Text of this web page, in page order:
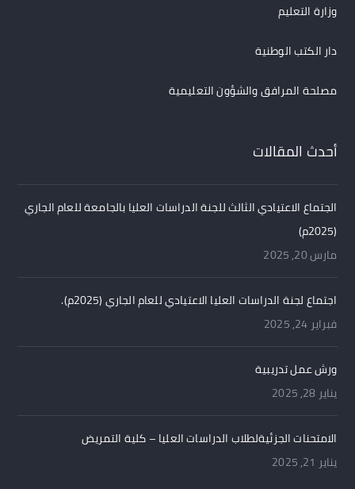
وزارة التعليم
دار الكتب الوطنية
مصلحة المرافق والشؤون التعليمية
أحدث المقالات
الجتماع الاعتيادي الثالث للجنة الدراسات العليا بالجامعة للعام الجاري
(2025م)
مارس 20, 2025
اجتماع لجنة الدراسات العليا الاعتيادي للعام الجاري (2025م).
فبراير 24, 2025
ورش عمل تدريبية
يناير 28, 2025
الامتحنات الجزئيةلطلاب الدراسات العليا – كلية التمريض
يناير 21, 2025